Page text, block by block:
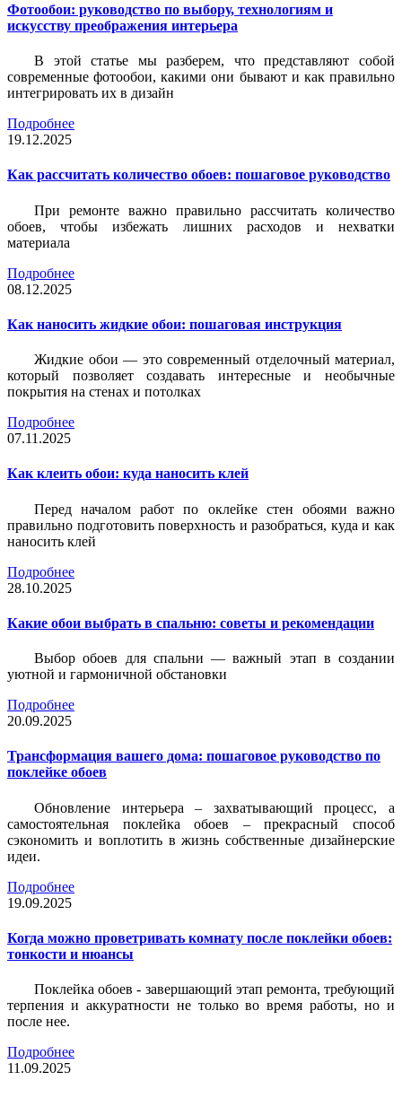
Фотообои: руководство по выбору, технологиям и
искусству преображения интерьера
В этой статье мы разберем, что представляют собой
современные фотообои, какими они бывают и как правильно
интегрировать их в дизайн
Подробнее
19.12.2025
Как рассчитать количество обоев: пошаговое руководство
При ремонте важно правильно рассчитать количество
обоев, чтобы избежать лишних расходов и нехватки
материала
Подробнее
08.12.2025
Как наносить жидкие обои: пошаговая инструкция
Жидкие обои — это современный отделочный материал,
который позволяет создавать интересные и необычные
покрытия на стенах и потолках
Подробнее
07.11.2025
Как клеить обои: куда наносить клей
Перед началом работ по оклейке стен обоями важно
правильно подготовить поверхность и разобраться, куда и как
наносить клей
Подробнее
28.10.2025
Какие обои выбрать в спальню: советы и рекомендации
Выбор обоев для спальни — важный этап в создании
уютной и гармоничной обстановки
Подробнее
20.09.2025
Трансформация вашего дома: пошаговое руководство по
поклейке обоев
Обновление интерьера – захватывающий процесс, а
самостоятельная поклейка обоев – прекрасный способ
сэкономить и воплотить в жизнь собственные дизайнерские
идеи.
Подробнее
19.09.2025
Когда можно проветривать комнату после поклейки обоев:
тонкости и нюансы
Поклейка обоев - завершающий этап ремонта, требующий
терпения и аккуратности не только во время работы, но и
после нее.
Подробнее
11.09.2025